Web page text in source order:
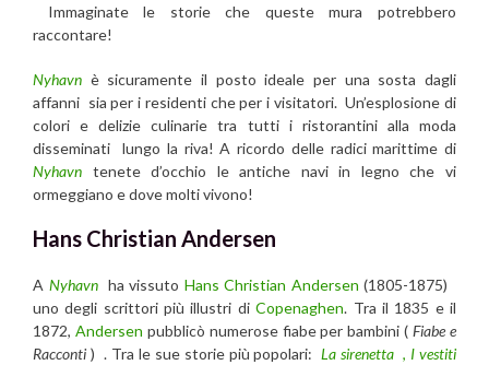
Immaginate le storie che queste mura potrebbero
raccontare!
Nyhavn è sicuramente il posto ideale per una sosta dagli
affanni sia per i residenti che per i visitatori. Un’esplosione di
colori e delizie culinarie tra tutti i ristorantini alla moda
disseminati lungo la riva! A ricordo delle radici marittime di
Nyhavn tenete d’occhio le antiche navi in ​​legno che vi
ormeggiano e dove molti vivono!
Hans Christian Andersen
A Nyhavnha vissuto Hans Christian Andersen (1805-1875)
uno degli scrittori più illustri diCopenaghen. Tra il 1835 e il
1872, Andersen pubblicò numerose fiabe per bambini (Fiabe e
Racconti ) . Tra le sue storie più popolari:La sirenetta , I vestiti